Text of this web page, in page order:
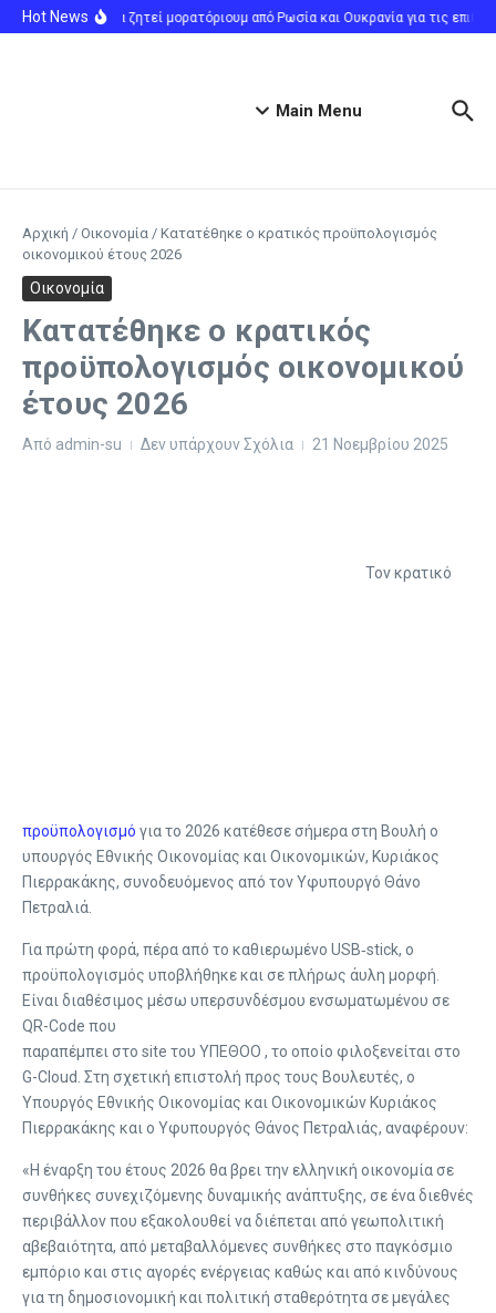
Μετάβαση στο περιεχόμενο
Hot News
Η Τουρκία ζητεί μορατόριουμ από Ρωσία και Ουκρανία για τις
Main Menu
Αρχική / Οικονομία / Κατατέθηκε ο κρατικός προϋπολογισμός
οικονομικού έτους 2026
Οικονομία
Κατατέθηκε ο κρατικός
προϋπολογισμός οικονομικού
έτους 2026
Από admin-su Δεν υπάρχουν Σχόλια 21 Νοεμβρίου 2025
Τον κρατικό
προϋπολογισμό για το 2026 κατέθεσε σήμερα στη Βουλή ο
υπουργός Εθνικής Οικονομίας και Οικονομικών, Κυριάκος
Πιερρακάκης, συνοδευόμενος από τον Υφυπουργό Θάνο
Πετραλιά.
Για πρώτη φορά, πέρα από το καθιερωμένο USB‐stick, ο
προϋπολογισμός υποβλήθηκε και σε πλήρως άυλη μορφή.
Είναι διαθέσιμος μέσω υπερσυνδέσμου ενσωματωμένου σε
QR-Code που
παραπέμπει στο site του YΠΕΘΟΟ , το οποίο φιλοξενείται στο
G-Cloud. Στη σχετική επιστολή προς τους Βουλευτές, ο
Υπουργός Εθνικής Οικονομίας και Οικονομικών Κυριάκος
Πιερρακάκης και ο Υφυπουργός Θάνος Πετραλιάς, αναφέρουν:
«Η έναρξη του έτους 2026 θα βρει την ελληνική οικονομία σε
συνθήκες συνεχιζόμενης δυναμικής ανάπτυξης, σε ένα διεθνές
περιβάλλον που εξακολουθεί να διέπεται από γεωπολιτική
αβεβαιότητα, από μεταβαλλόμενες συνθήκες στο παγκόσμιο
εμπόριο και στις αγορές ενέργειας καθώς και από κινδύνους
για τη δημοσιονομική και πολιτική σταθερότητα σε μεγάλες